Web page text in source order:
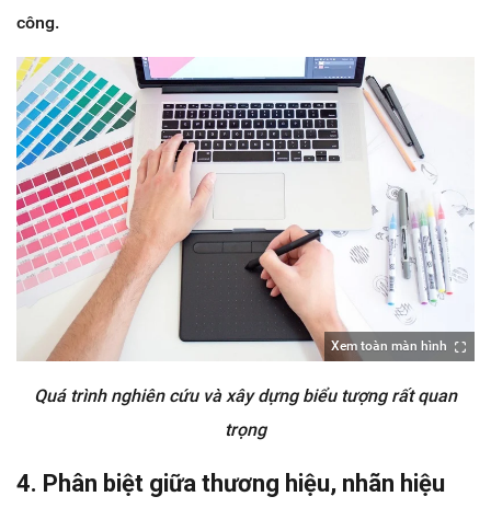
công.
Xem toàn màn hình
Quá trình nghiên cứu và xây dựng biểu tượng rất quan
trọng
4. Phân biệt giữa thương hiệu, nhãn hiệu